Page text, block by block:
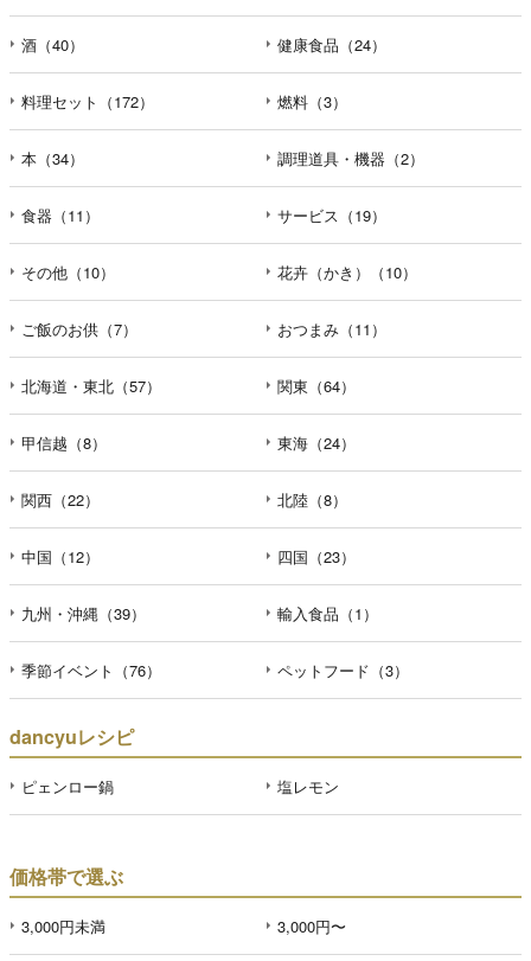
の提供がない場合、内容が正確でない場合はサービスの提
供やご対応等に支障をきたす可能性がございますのでご了
承下さい。
h）弊社は、弊社のウェブサイトへのアクセス状況につい
て、アクセスログ、Cookie（クッキー）等を用いて管理し
ています。これらには、お客様のお名前、ご住所、電話番
号、電子メールアドレスなど、お客様を特定する個人情報
は一切含まれておりません。
個人情報に関する問合わせ窓口
個人情報保護管理者：オペレーション部シニアマネージャ
ー
〒106-0044 東京都港区東麻布一丁目２７番１号 東麻布食
文化ビル４階
ＴＥＬ：050-5213-7688
ＦＡＸ：047-401-6847
酒（40） 健康食品（24）
料理セット（172） 燃料（3）
本（34） 調理道具・機器（2）
食器（11） サービス（19）
その他（10） 花卉（かき）（10）
ご飯のお供（7） おつまみ（11）
北海道・東北（57） 関東（64）
甲信越（8） 東海（24）
関西（22） 北陸（8）
中国（12） 四国（23）
九州・沖縄（39） 輸入食品（1）
季節イベント（76） ペットフード（3）
dancyuレシピ
ピェンロー鍋 塩レモン
価格帯で選ぶ
3,000円未満 3,000円〜